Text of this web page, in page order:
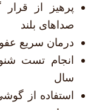
پرهیز از
صداهای بلند
درمان سریع
سال
استفاده از